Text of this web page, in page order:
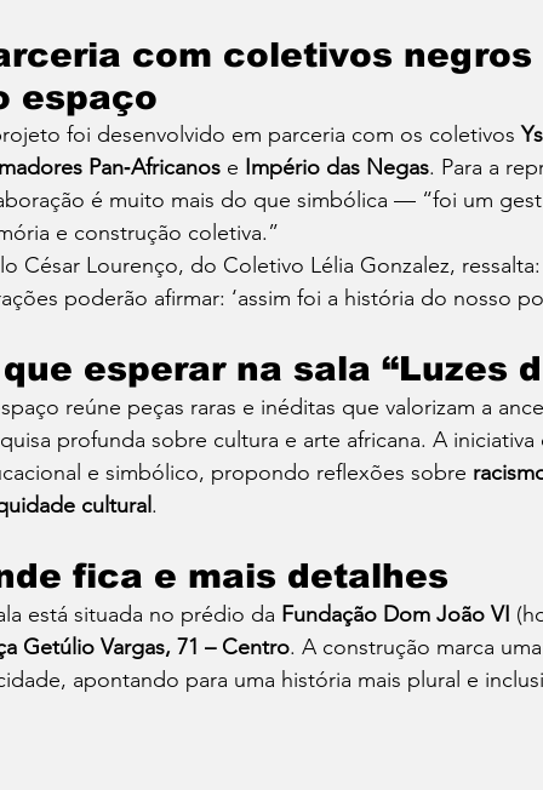
com coletivos
espaço
foi desenvolvido em parceria com os coletivos
Pan‑Africanos e Império das Negas. Para a
é muito mais do que simbólica — “foi um
e construção coletiva.”
César Lourenço, do Coletivo Lélia Gonzalez,
poderão afirmar: ‘assim foi a história do nosso
que esperar na sala “Luzes
reúne peças raras e inéditas que valorizam a
profunda sobre cultura e arte africana. A
e simbólico, propondo reflexões sobre
cultural .
fica e mais detalhes
está situada no prédio da Fundação Dom João VI
Getúlio Vargas, 71 – Centro. A construção marca
apontando para uma história mais plural e